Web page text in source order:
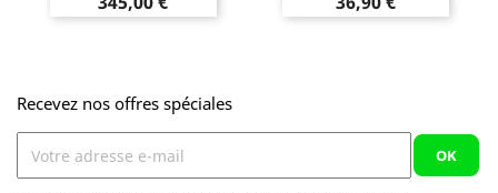
Recevez nos offres spéciales